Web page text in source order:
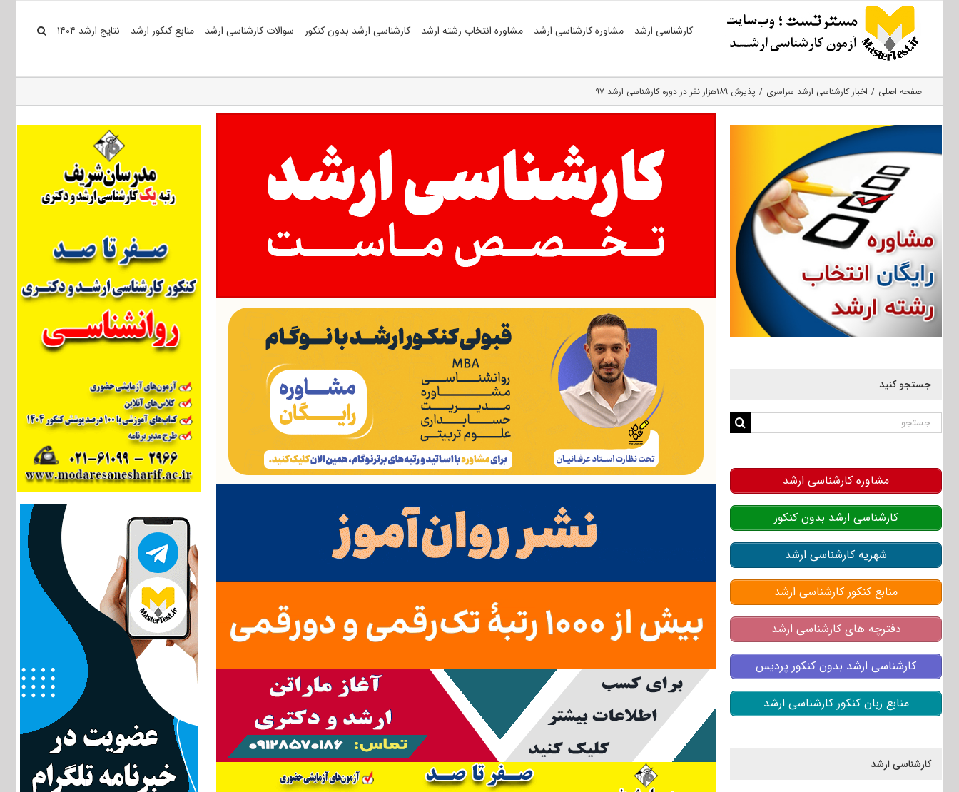
کارشناسی ارشد مشاوره کارشناسی ارشد مشاوره انتخاب رشته ارشد کارشناسی ارشد بدون کنکور سوالات کارشناسی ارشد منابع کنکور ارشد نتایج ارشد ۱۴۰۴
صفحه اصلی اخبار کارشناسی ارشد سراسری پذیرش ۱۸۹هزار نفر در دوره کارشناسی ارشد ۹۷
جستجو کنید
جستجو
مشاوره کارشناسی ارشد
کارشناسی ارشد بدون کنکور
شهریه کارشناسی ارشد
منابع کنکور کارشناسی ارشد
دفترچه های کارشناسی ارشد
کارشناسی ارشد بدون کنکور پردیس
منابع زبان کنکور کارشناسی ارشد
کارشناسی ارشد